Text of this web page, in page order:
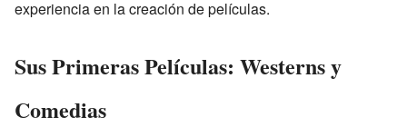
experiencia en la creación de películas.
Sus Primeras Películas: Westerns y
Comedias